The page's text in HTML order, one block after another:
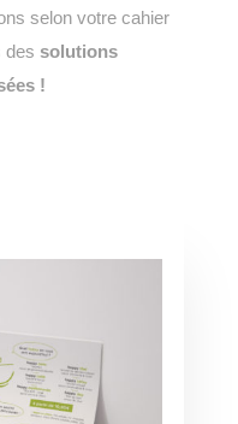
selon votre cahier
des solutions
!